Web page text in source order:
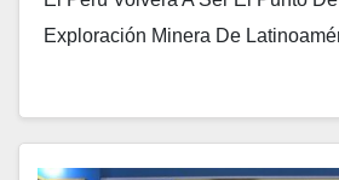
Exploración Minera De